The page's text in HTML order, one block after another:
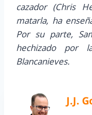
cazador (Chris
matarla, ha
Por su parte,
hechizado
Blancanieves.
J.J.